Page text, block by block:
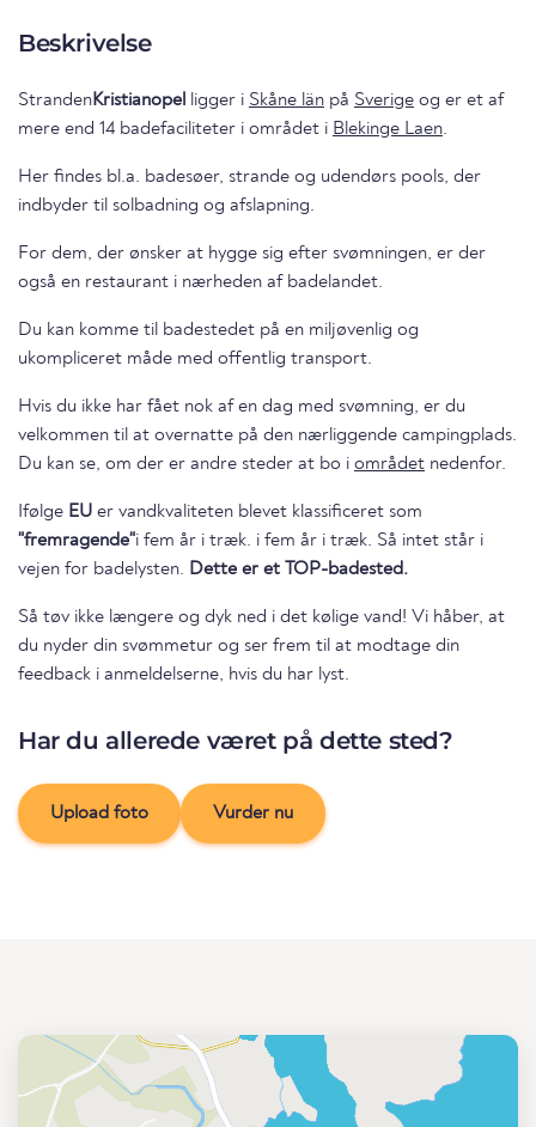
Beskrivelse
StrandenKristianopel ligger i Skåne län på Sverige og er et af
mere end 14 badefaciliteter i området i Blekinge Laen.
Her findes bl.a. badesøer, strande og udendørs pools, der
indbyder til solbadning og afslapning.
For dem, der ønsker at hygge sig efter svømningen, er der
også en restaurant i nærheden af badelandet.
Du kan komme til badestedet på en miljøvenlig og
ukompliceret måde med offentlig transport.
Hvis du ikke har fået nok af en dag med svømning, er du
velkommen til at overnatte på den nærliggende campingplads.
Du kan se, om der er andre steder at bo i området nedenfor.
Ifølge EU er vandkvaliteten blevet klassificeret som
"fremragende"i fem år i træk. i fem år i træk. Så intet står i
vejen for badelysten. Dette er et TOP-badested.
Så tøv ikke længere og dyk ned i det kølige vand! Vi håber, at
du nyder din svømmetur og ser frem til at modtage din
feedback i anmeldelserne, hvis du har lyst.
Har du allerede været på dette sted?
Upload foto Vurder nu